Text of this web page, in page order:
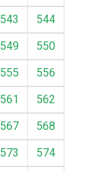
543
544
549
550
555
556
561
562
567
568
573
574